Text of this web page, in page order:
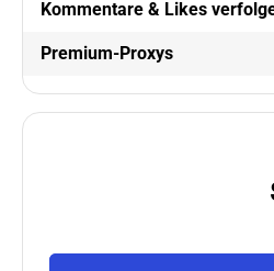
Kommentare & Likes
Premium-Proxys